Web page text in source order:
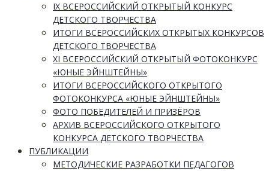
IX ВСЕРОССИЙСКИЙ ОТКРЫТЫЙ КОНКУРС
ДЕТСКОГО ТВОРЧЕСТВА
ИТОГИ ВСЕРОССИЙСКИХ ОТКРЫТЫХ КОНКУРСОВ
ДЕТСКОГО ТВОРЧЕСТВА
XI ВСЕРОССИЙСКИЙ ОТКРЫТЫЙ ФОТОКОНКУРС
«ЮНЫЕ ЭЙНШТЕЙНЫ»
ИТОГИ ВСЕРОССИЙСКОГО ОТКРЫТОГО
ФОТОКОНКУРСА «ЮНЫЕ ЭЙНШТЕЙНЫ»
ФОТО ПОБЕДИТЕЛЕЙ И ПРИЗЁРОВ
АРХИВ ВСЕРОССИЙСКОГО ОТКРЫТОГО
КОНКУРСА ДЕТСКОГО ТВОРЧЕСТВА
ПУБЛИКАЦИИ
МЕТОДИЧЕСКИЕ РАЗРАБОТКИ ПЕДАГОГОВ